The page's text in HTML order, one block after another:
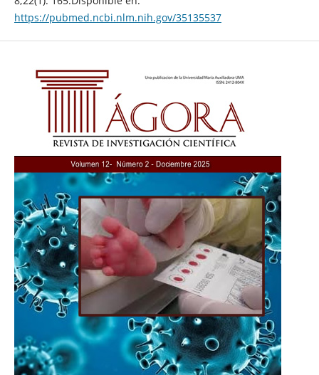
https://pubmed.ncbi.nlm.nih.gov/35135537